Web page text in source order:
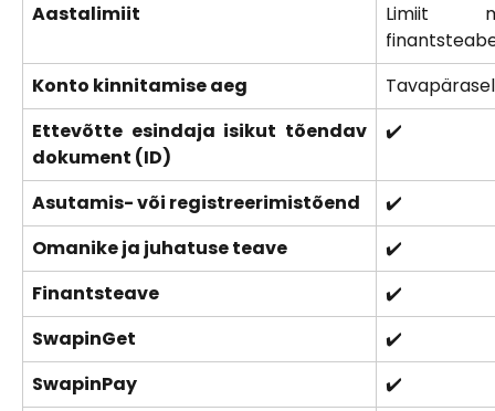
Aastalimiit
Limiit
Konto kinnitamise aeg
Ettevõtte esindaja isikut tõendav
dokument (ID)
✔️
Asutamis- või registreerimistõend
✔️
Omanike ja juhatuse teave
✔️
Finantsteave
✔️
SwapinGet
✔️
SwapinPay
✔️